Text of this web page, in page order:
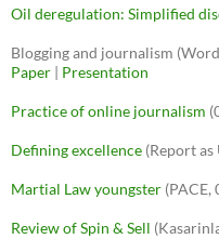
Oil deregulation: Simplified
Blogging and journalism
Paper | Presentation
Practice of online journalism
Defining excellence (Report
Martial Law youngster (PACE,
Review of Spin & Sell